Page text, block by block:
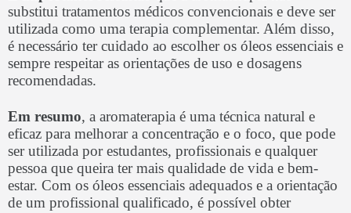
substitui tratamentos médicos convencionais e deve ser
utilizada como uma terapia complementar. Além disso,
é necessário ter cuidado ao escolher os óleos essenciais e
sempre respeitar as orientações de uso e dosagens
recomendadas.
Em resumo, a aromaterapia é uma técnica natural e
eficaz para melhorar a concentração e o foco, que pode
ser utilizada por estudantes, profissionais e qualquer
pessoa que queira ter mais qualidade de vida e bem-
estar. Com os óleos essenciais adequados e a orientação
de um profissional qualificado, é possível obter